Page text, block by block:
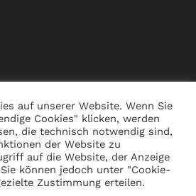
auf unserer Website. Wenn Sie
Cookies" klicken, werden
die technisch notwendig sind,
der Website zu
auf die Website, der Anzeige
können jedoch unter "Cookie-
Zustimmung erteilen.